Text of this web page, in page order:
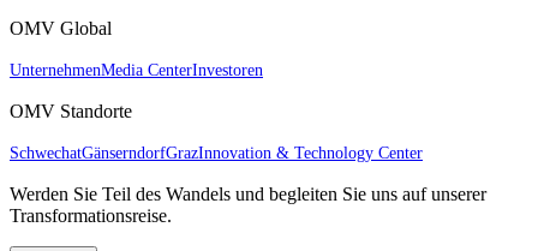
OMV Global
UnternehmenMedia CenterInvestoren
OMV Standorte
SchwechatGänserndorfGrazInnovation & Technology Center
Werden Sie Teil des Wandels und begleiten Sie uns auf unserer
Transformationsreise.